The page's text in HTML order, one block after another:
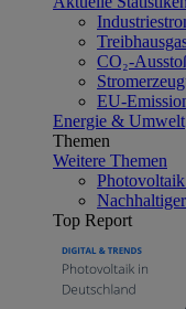
CO₂-
EU-
Energie & Umwelt
Themen
Weitere Themen
Top Report